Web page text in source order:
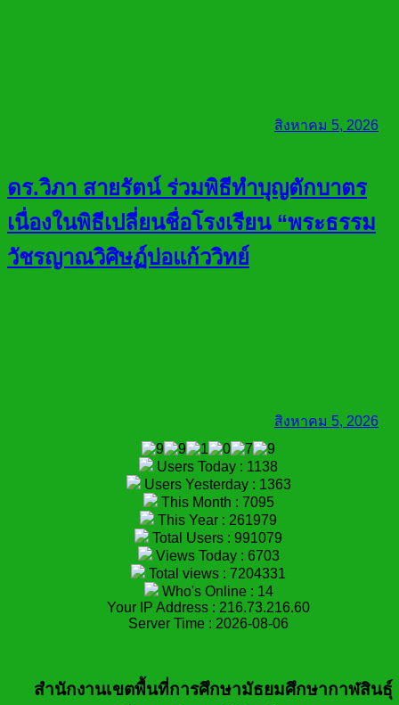
สิงหาคม 5, 2026
ดร.วิภา สายรัตน์ ร่วมพิธีทำบุญตักบาตร
เนื่องในพิธีเปลี่ยนชื่อโรงเรียน “พระธรรม
วัชรญาณวิศิษฏ์บ่อแก้ววิทย์
สิงหาคม 5, 2026
Users Today : 1138
Users Yesterday : 1363
This Month : 7095
This Year : 261979
Total Users : 991079
Views Today : 6703
Total views : 7204331
Who's Online : 14
Your IP Address : 216.73.216.60
Server Time : 2026-08-06
สำนักงานเขตพื้นที่การศึกษามัธยมศึกษากาฬสินธุ์